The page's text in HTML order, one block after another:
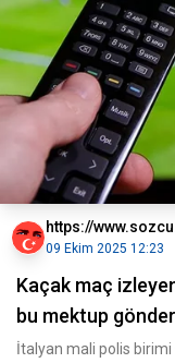
https://
09 Ekim 2025 12:23
Kaçak maç
bu mektup
İtalyan mali polis birimi